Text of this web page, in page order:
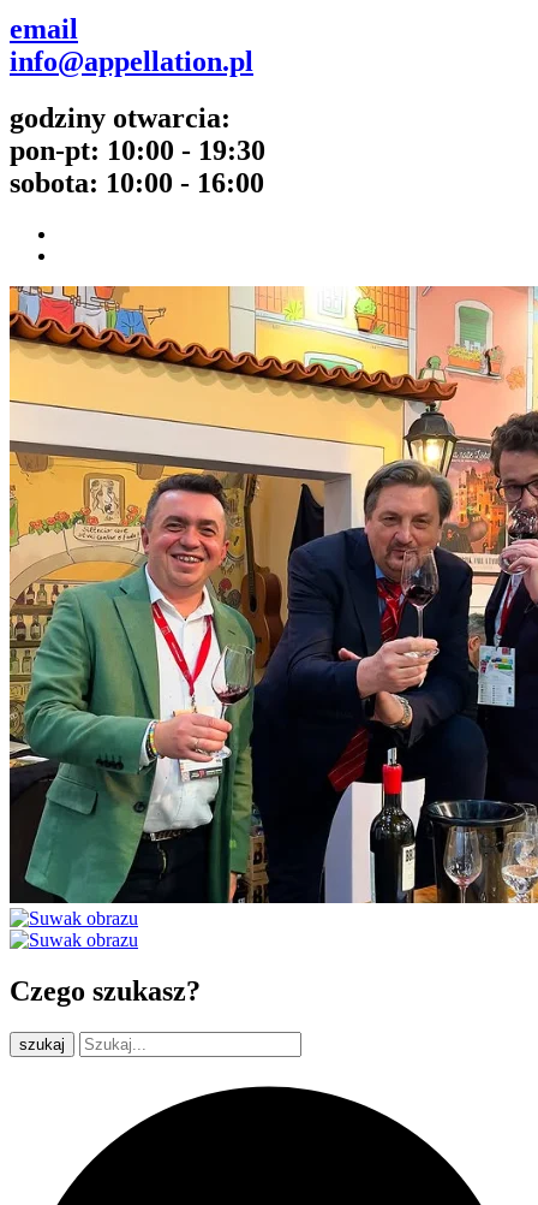
email
info@appellation.pl
godziny otwarcia:
pon-pt: 10:00 - 19:30
sobota: 10:00 - 16:00
Czego szukasz?
szukaj